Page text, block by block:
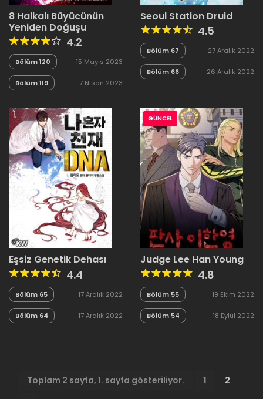
8 Halkalı Büyücünün
Yeniden Doğuşu
4.2
Bölüm 120 15 Mayıs 2023
Bölüm 119 7 Nisan 2023
Seoul Station Druid
4.5
Bölüm 67 27 Aralık 2022
Bölüm 66 26 Aralık 2022
Eşsiz Genetik Dehası
4.4
Bölüm 65 17 Aralık 2022
Bölüm 64 17 Aralık 2022
GÜNCEL
Judge Lee Han Young
4.8
Bölüm 55 19 Ekim 2022
Bölüm 54 18 Eylül 2022
Toplam 2 sayfa, 1. sayfa gösteriliyor. 1
2